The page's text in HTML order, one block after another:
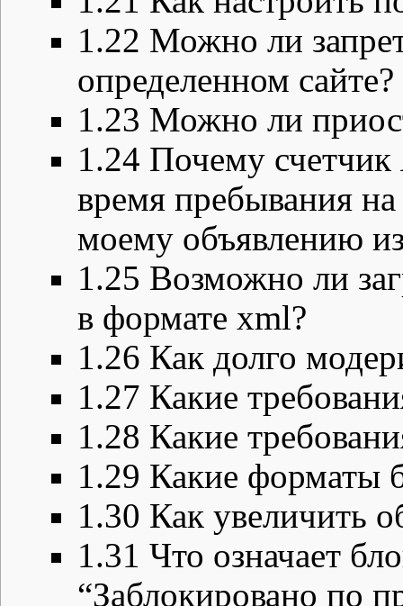
1.22 Можно ли
определенном сайте?
1.23 Можно ли
1.24 Почему счетчик
время пребывания
моему объявлению
1.25 Возможно ли
в формате xml?
1.26 Как долго
1.27 Какие
1.28 Какие
1.29 Какие форматы
1.30 Как увеличить
1.31 Что означает
“Заблокировано по